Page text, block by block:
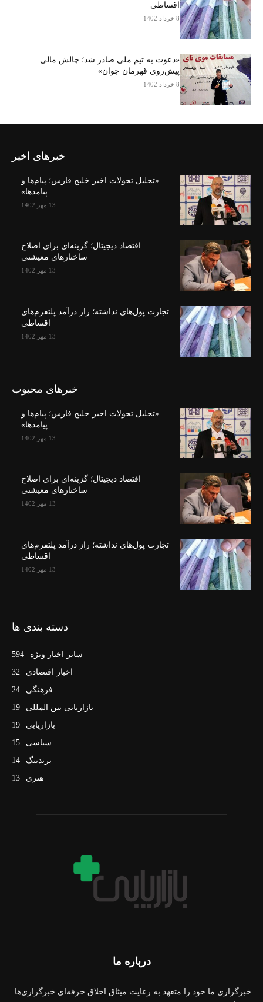
اقساطی
8 خرداد 1402
«دعوت به تیم ملی صادر شد؛ چالش مالی
پیش‌روی قهرمان جوان»
8 خرداد 1402
خبرهای اخیر
«تحلیل تحولات اخیر خلیج فارس؛ پیام‌ها و
پیامدها»
13 مهر 1402
اقتصاد دیجیتال؛ گزینه‌ای برای اصلاح
ساختارهای معیشتی
13 مهر 1402
تجارت پول‌های نداشته؛ راز درآمد پلتفرم‌های
اقساطی
13 مهر 1402
خبرهای محبوب
«تحلیل تحولات اخیر خلیج فارس؛ پیام‌ها و
پیامدها»
13 مهر 1402
اقتصاد دیجیتال؛ گزینه‌ای برای اصلاح
ساختارهای معیشتی
13 مهر 1402
تجارت پول‌های نداشته؛ راز درآمد پلتفرم‌های
اقساطی
13 مهر 1402
دسته بندی ها
سایر اخبار ویژه
594
اخبار اقتصادی
32
فرهنگی
24
بازاریابی بین المللی
19
بازاریابی
19
سیاسی
15
برندینگ
14
هنری
13
درباره ما
خبرگزاری ما خود را متعهد به رعایت میثاق اخلاق حرفه‌ای خبرگزاری‌ها